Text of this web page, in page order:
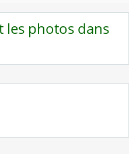
les photos dans